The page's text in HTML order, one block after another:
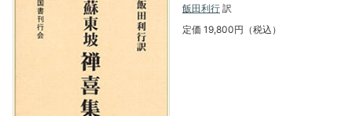
飯田利行 訳
定価 19,800円（税込）